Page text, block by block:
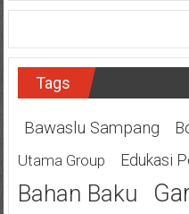
Tags
Bawaslu Sampang
Utama Group
Edukasi
Bahan Baku